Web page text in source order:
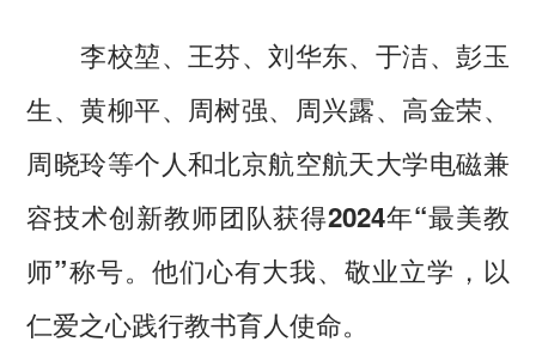
李校堃、王芬、刘华东、于洁、彭玉
生、黄柳平、周树强、周兴露、高金荣、
周晓玲等个人和北京航空航天大学电磁兼
容技术创新教师团队获得2024年“最美教
师”称号。他们心有大我、敬业立学，以
仁爱之心践行教书育人使命。